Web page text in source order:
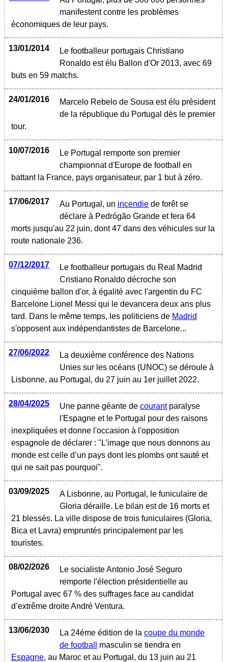
manifestent contre les problèmes
économiques de leur pays.
13/01/2014
Le footballeur portugais Christiano
Ronaldo est élu Ballon d'Or 2013, avec 69
buts en 59 matchs.
24/01/2016
Marcelo Rebelo de Sousa est élu président
de la république du Portugal dès le premier
tour.
10/07/2016
Le Portugal remporte son premier
championnat d'Europe de football en
battant la France, pays organisateur, par 1 but à zéro.
17/06/2017 Au Portugal, un incendie de forêt se
déclare à Pedrógão Grande et fera 64
morts jusqu'au 22 juin, dont 47 dans des véhicules sur la
route nationale 236.
07/12/2017
Le footballeur portugais du Real Madrid
Cristiano Ronaldo décroche son
cinquième ballon d'or, à égalité avec l'argentin du FC
Barcelone Lionel Messi qui le devancera deux ans plus
tard. Dans le même temps, les politiciens de Madrid
s'opposent aux indépendantistes de Barcelone...
27/06/2022
La deuxième conférence des Nations
Unies sur les océans (UNOC) se déroule à
Lisbonne, au Portugal, du 27 juin au 1er juillet 2022.
28/04/2025 Une panne géante de courantparalyse
l'Espagne et le Portugal pour des raisons
inexpliquées et donne l'occasion à l'opposition
espagnole de déclarer : "L’image que nous donnons au
monde est celle d’un pays dont les plombs ont sauté et
qui ne sait pas pourquoi".
03/09/2025
A Lisbonne, au Portugal, le funiculaire de
Gloria déraille. Le bilan est de 16 morts et
21 blessés. La ville dispose de trois funiculaires (Gloria,
Bica et Lavra) empruntés principalement par les
touristes.
08/02/2026
Le socialiste Antonio José Seguro
remporte l'élection présidentielle au
Portugal avec 67 % des suffrages face au candidat
d’extrême droite André Ventura.
13/06/2030 La 24éme édition de la coupe du monde
de football
masculin se tiendra en
Espagne, au Maroc et au Portugal, du 13 juin au 21